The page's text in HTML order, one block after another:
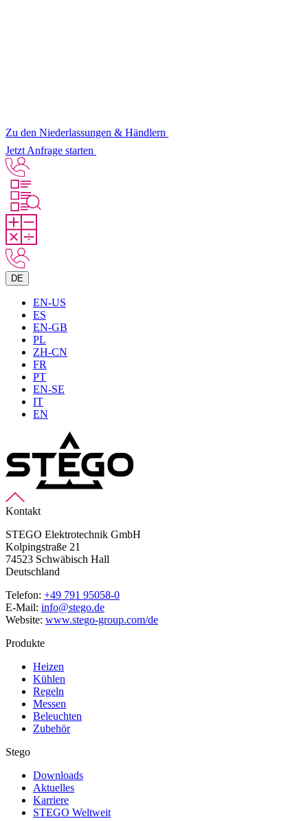
Zu den Niederlassungen & Händlern
Jetzt Anfrage starten
DE
EN-US
ES
EN-GB
PL
ZH-CN
FR
PT
EN-SE
IT
EN
Kontakt
STEGO Elektrotechnik GmbH
Kolpingstraße 21
74523 Schwäbisch Hall
Deutschland
Telefon: +49 791 95058-0
E-Mail: info@stego.de
Website: www.stego-group.com/de
Produkte
Heizen
Kühlen
Regeln
Messen
Beleuchten
Zubehör
Stego
Downloads
Aktuelles
Karriere
STEGO Weltweit